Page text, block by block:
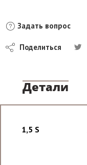
Задать вопрос
Поделиться
Детали
1,5 S